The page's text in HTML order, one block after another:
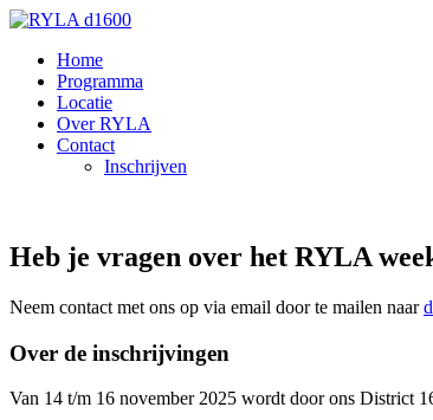
Home
Programma
Locatie
Over RYLA
Contact
Inschrijven
Heb je vragen over het RYLA
Neem contact met ons op via email door te mailen naar
Over de inschrijvingen
Van 14 t/m 16 november 2025 wordt door ons District